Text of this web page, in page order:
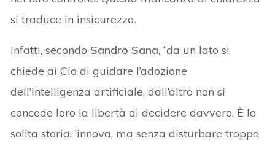
si traduce in insicurezza.
Infatti, secondo Sandro Sana, “da un lato si
chiede ai Cio di guidare l’adozione
dell’intelligenza artificiale, dall’altro non si
concede loro la libertà di decidere davvero. È la
solita storia: ‘innova, ma senza disturbare troppo